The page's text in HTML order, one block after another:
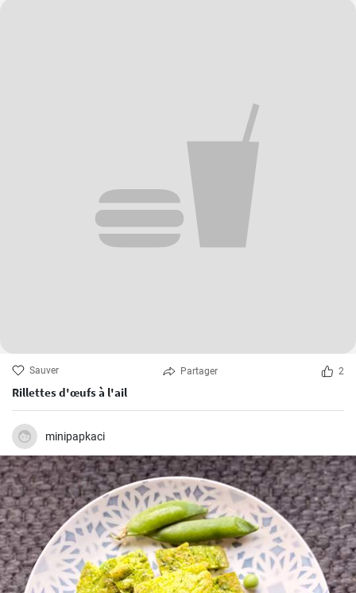
Sauver Partager 2
Rillettes d'œufs à l'ail
minipapkaci